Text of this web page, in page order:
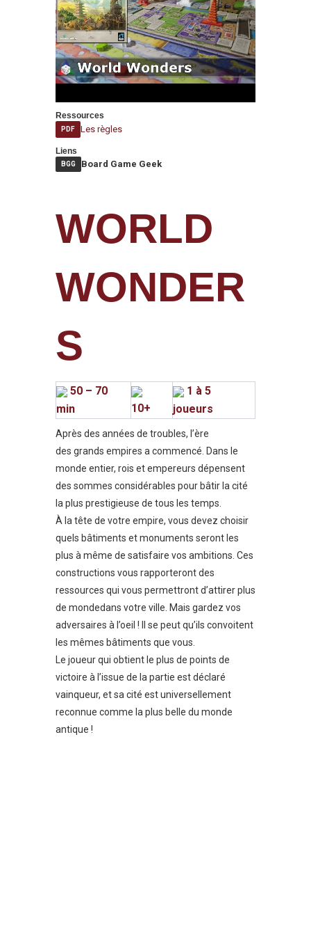
Ressources
PDF Les règles
Liens
BGG Board Game Geek
WORLD
WONDER
S
50 – 70
min
10+
1 à 5
joueurs
Après des années de troubles, l’ère
des grands empires a commencé. Dans le
monde entier, rois et empereurs dépensent
des sommes considérables pour bâtir la cité
la plus prestigieuse de tous les temps.
À la tête de votre empire, vous devez choisir
quels bâtiments et monuments seront les
plus à même de satisfaire vos ambitions. Ces
constructions vous rapporteront des
ressources qui vous permettront d’attirer plus
de mondedans votre ville. Mais gardez vos
adversaires à l’oeil ! Il se peut qu’ils convoitent
les mêmes bâtiments que vous.
Le joueur qui obtient le plus de points de
victoire à l’issue de la partie est déclaré
vainqueur, et sa cité est universellement
reconnue comme la plus belle du monde
antique !